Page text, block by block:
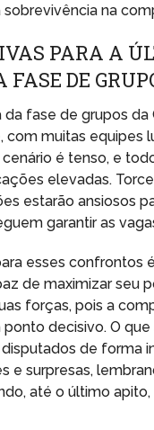
sobrevivência na
PARA A
FASE DE
da fase de grupos da
com muitas equipes
é tenso, e
elevadas.
estarão ansiosos
garantir as
esses confrontos
de maximizar seu
forças, pois a
decisivo. O
de forma
e surpresas,
até o último